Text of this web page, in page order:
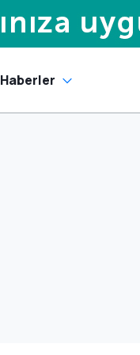
Haberler